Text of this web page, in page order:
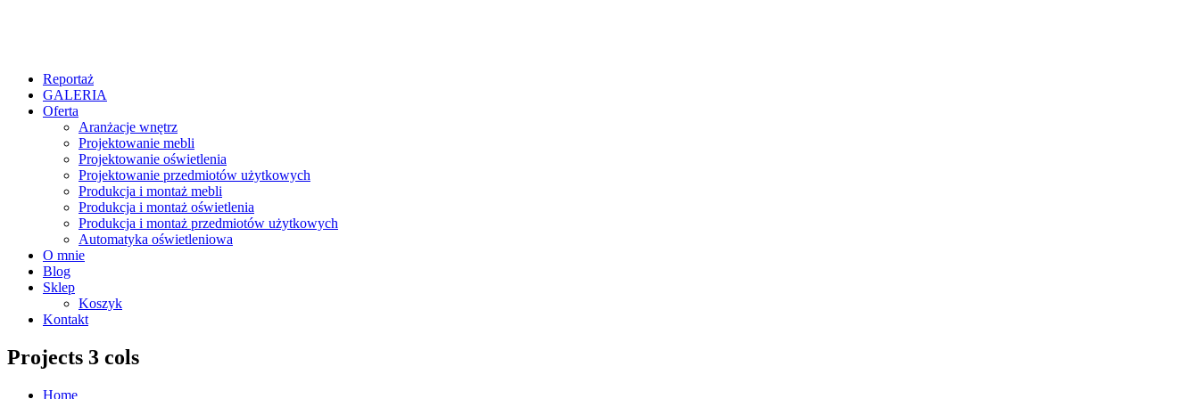
Reportaż
GALERIA
Oferta
Aranżacje wnętrz
Projektowanie mebli
Projektowanie oświetlenia
Projektowanie przedmiotów użytkowych
Produkcja i montaż mebli
Produkcja i montaż oświetlenia
Produkcja i montaż przedmiotów użytkowych
Automatyka oświetleniowa
O mnie
Blog
Sklep
Koszyk
Kontakt
Projects 3 cols
Home